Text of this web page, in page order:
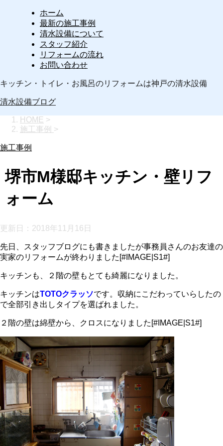
ホーム
最新の施工事例
清水設備について
スタッフ紹介
リフォームの流れ
お問い合わせ
キッチン・トイレ・お風呂のリフォームは神戸の清水設備
清水設備ブログ
HOME >
施工事例 >
施工事例
堺市M様邸キッチン・壁リフ
ォーム
更新日： 2018年11月16日
先日、スタッフブログにも書きましたが事務員さんのお友達の
実家のリフォームが終わりました[#IMAGE|S1#]
キッチンも、２階の壁もとても綺麗になりました。
キッチンはTOTOクラッソです。収納にこだわっていらしたの
で全部引き出しタイプを選ばれました。
２階の壁は綿壁から、クロスになりました[#IMAGE|S1#]